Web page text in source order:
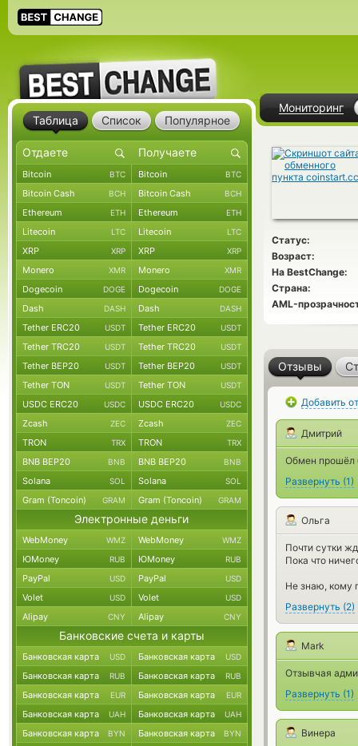
Мониторинг
Статус:
Возраст:
На BestChange:
Страна:
AML-
Отзывы
Добавить
Дмитрий
Обмен прошёл
Развернуть (1)
Ольга
Почти сутки
Пока что
Не знаю, кому
Развернуть (2)
Mark
Отзывчая
Развернуть (1)
Винера
Таблица Список Популярное
Bitcoin BTC Bitcoin BTC
Bitcoin Cash BCH Bitcoin Cash BCH
Ethereum ETH Ethereum ETH
Litecoin LTC Litecoin LTC
XRP XRP XRP XRP
Monero XMR Monero XMR
Dogecoin DOGE Dogecoin DOGE
Dash DASH Dash DASH
Tether ERC20 USDT Tether ERC20 USDT
Tether TRC20 USDT Tether TRC20 USDT
Tether BEP20 USDT Tether BEP20 USDT
Tether TON USDT Tether TON USDT
USDC ERC20 USDC USDC ERC20 USDC
Zcash ZEC Zcash ZEC
TRON TRX TRON TRX
BNB BEP20 BNB BNB BEP20 BNB
Solana SOL Solana SOL
Gram (Toncoin) GRAM Gram (Toncoin) GRAM
Электронные деньги
WebMoney WMZ WebMoney WMZ
ЮMoney RUB ЮMoney RUB
PayPal USD PayPal USD
Volet USD Volet USD
Alipay CNY Alipay CNY
Банковские счета и карты
Банковская карта USD Банковская карта USD
Банковская карта RUB Банковская карта RUB
Банковская карта EUR Банковская карта EUR
Банковская карта UAH Банковская карта UAH
Банковская карта BYN Банковская карта BYN